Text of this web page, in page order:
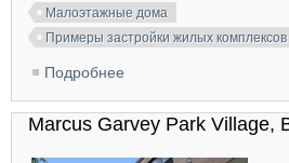
Малоэтажные дома
Примеры застройки жилых комплексов
Подробнее
Marcus Garvey Park Village,